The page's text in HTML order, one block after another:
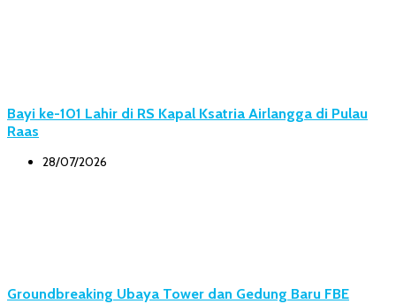
Bayi ke-101 Lahir di RS Kapal Ksatria Airlangga di Pulau
Raas
28/07/2026
Groundbreaking Ubaya Tower dan Gedung Baru FBE